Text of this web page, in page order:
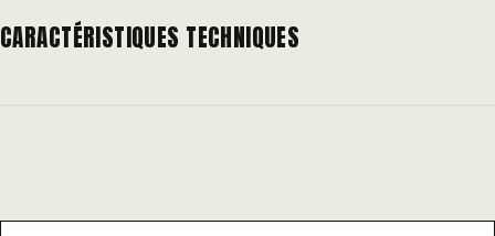
CARACTÉRISTIQUES TECHNIQUES